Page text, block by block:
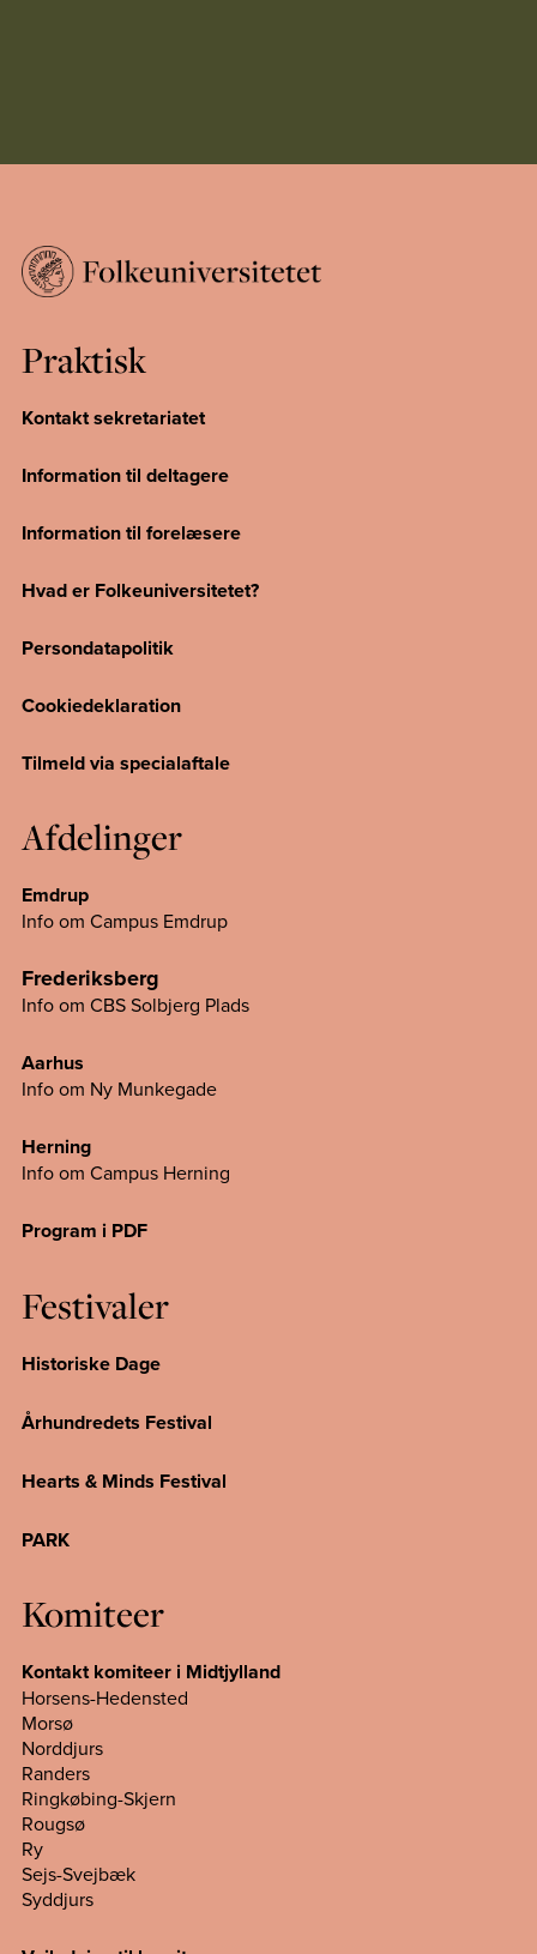
Praktisk
Kontakt sekretariatet
Information til deltagere
Information til forelæsere
Hvad er Folkeuniversitetet?
Persondatapolitik
Cookiedeklaration
Tilmeld via specialaftale
Afdelinger
Emdrup
Info om Campus Emdrup
Frederiksberg
Info om CBS Solbjerg Plads
Aarhus
Info om Ny Munkegade
Herning
Info om Campus Herning
Program i PDF
Festivaler
Historiske Dage
Århundredets Festival
Hearts & Minds Festival
PARK
Komiteer
Kontakt komiteer i Midtjylland
Horsens-Hedensted
Morsø
Norddjurs
Randers
Ringkøbing-Skjern
Rougsø
Ry
Sejs-Svejbæk
Syddjurs